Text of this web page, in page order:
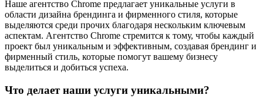
Наше агентство Chrome предлагает уникальные услуги в
области дизайна брендинга и фирменного стиля, которые
выделяются среди прочих благодаря нескольким ключевым
аспектам. Агентство Chrome стремится к тому, чтобы каждый
проект был уникальным и эффективным, создавая брендинг и
фирменный стиль, которые помогут вашему бизнесу
выделиться и добиться успеха.
Что делает наши услуги уникальными?